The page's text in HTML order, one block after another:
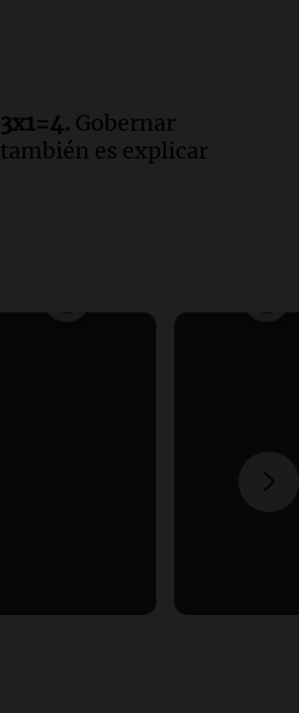
3x1=4. Gobernar
también es explicar